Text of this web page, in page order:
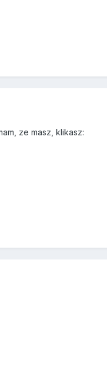
ze masz, klikasz: